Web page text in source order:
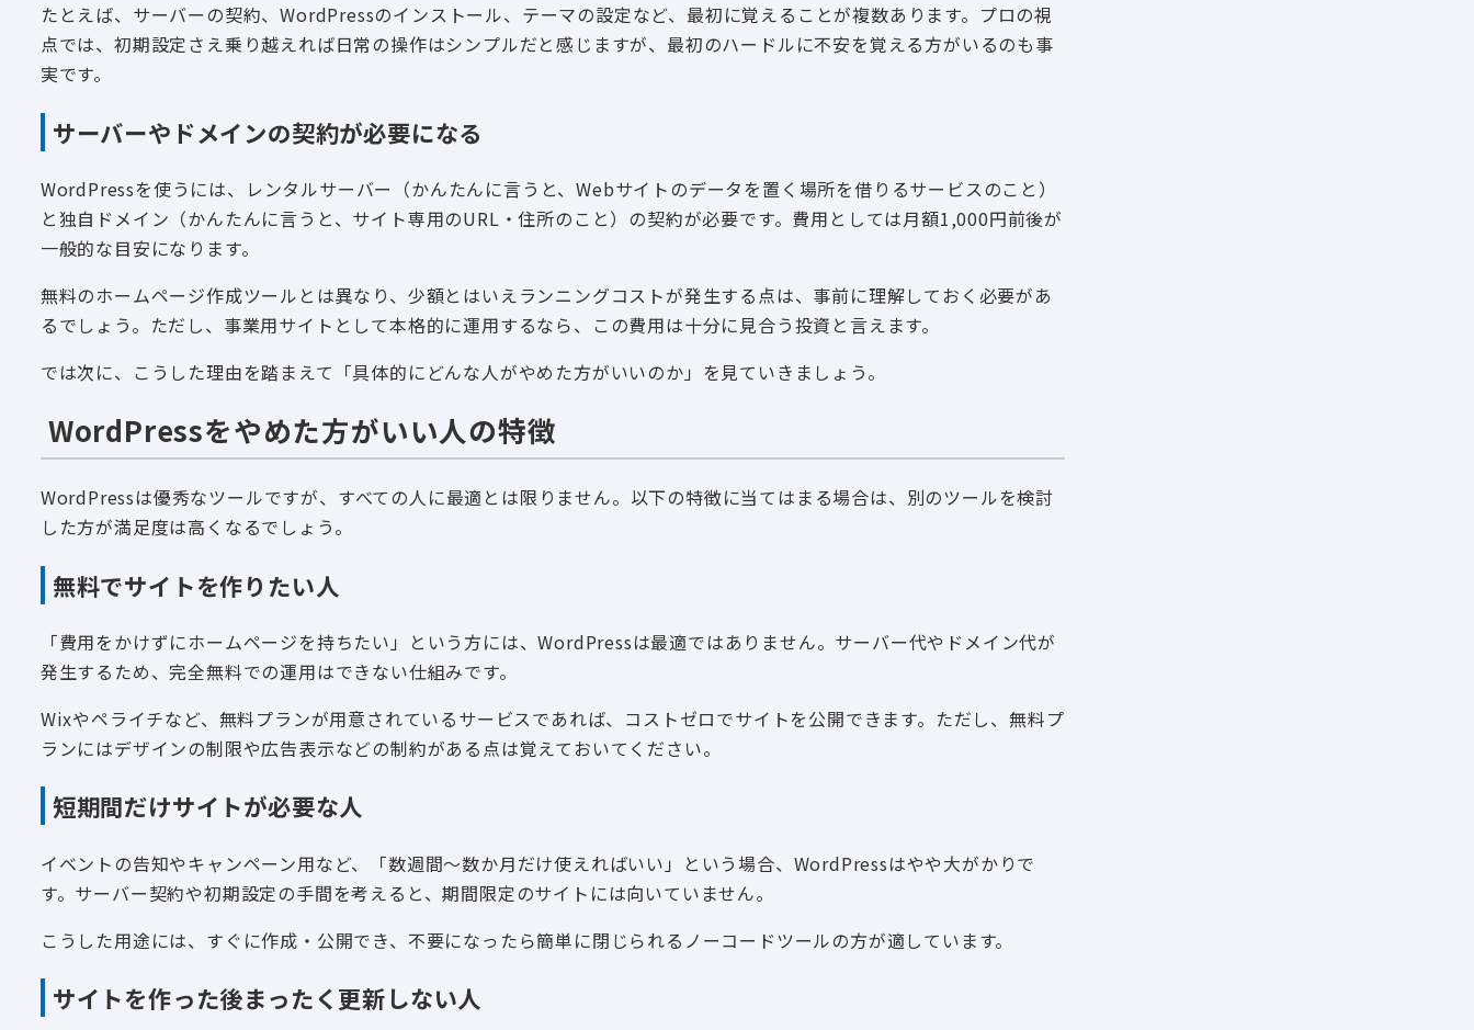
たとえば、サーバーの契約、WordPressのインストール、テーマの設定など、最初に覚えることが複数あります。プロの視
点では、初期設定さえ乗り越えれば日常の操作はシンプルだと感じますが、最初のハードルに不安を覚える方がいるのも事
実です。
サーバーやドメインの契約が必要になる
WordPressを使うには、レンタルサーバー（かんたんに言うと、Webサイトのデータを置く場所を借りるサービスのこと）
と独自ドメイン（かんたんに言うと、サイト専用のURL・住所のこと）の契約が必要です。費用としては月額1,000円前後が
一般的な目安になります。
無料のホームページ作成ツールとは異なり、少額とはいえランニングコストが発生する点は、事前に理解しておく必要があ
るでしょう。ただし、事業用サイトとして本格的に運用するなら、この費用は十分に見合う投資と言えます。
では次に、こうした理由を踏まえて「具体的にどんな人がやめた方がいいのか」を見ていきましょう。
WordPressをやめた方がいい人の特徴
WordPressは優秀なツールですが、すべての人に最適とは限りません。以下の特徴に当てはまる場合は、別のツールを検討
した方が満足度は高くなるでしょう。
無料でサイトを作りたい人
「費用をかけずにホームページを持ちたい」という方には、WordPressは最適ではありません。サーバー代やドメイン代が
発生するため、完全無料での運用はできない仕組みです。
Wixやペライチなど、無料プランが用意されているサービスであれば、コストゼロでサイトを公開できます。ただし、無料プ
ランにはデザインの制限や広告表示などの制約がある点は覚えておいてください。
短期間だけサイトが必要な人
イベントの告知やキャンペーン用など、「数週間〜数か月だけ使えればいい」という場合、WordPressはやや大がかりで
す。サーバー契約や初期設定の手間を考えると、期間限定のサイトには向いていません。
こうした用途には、すぐに作成・公開でき、不要になったら簡単に閉じられるノーコードツールの方が適しています。
サイトを作った後まったく更新しない人